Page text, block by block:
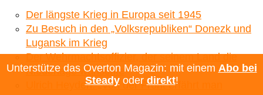
Der längste Krieg in Europa seit 1945
Zu Besuch in den „Volksrepubliken“ Donezk und
Lugansk im Krieg
Der Wehrmachtsoffizier, der seinem Land die
Niederlage wünschte
Ulrich Heyden: „Von der Front erfährt man
Unterstütze das Overton Magazin: mit einem Abo bei
Steadyoder direkt!